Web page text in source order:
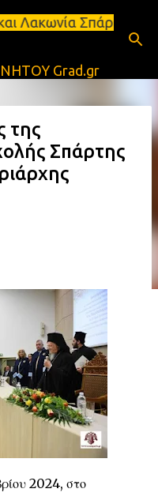
περιεχόμενο
-
Grad.gr
της
Σπάρτης
2024, στο